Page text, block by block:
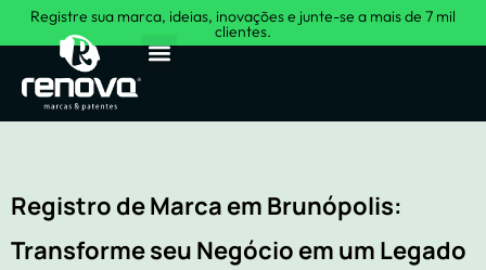
Registre sua marca, ideias, inovações e junte-se a mais de 7 mil
clientes.
Registro de Marca em Brunópolis:
Transforme seu Negócio em um Legado